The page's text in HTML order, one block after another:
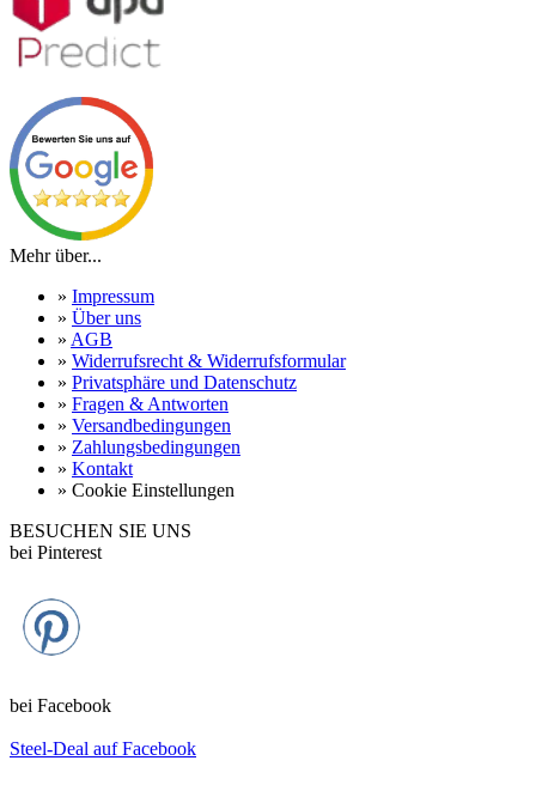
Mehr über...
» Impressum
» Über uns
» AGB
» Widerrufsrecht & Widerrufsformular
» Privatsphäre und Datenschutz
» Fragen & Antworten
» Versandbedingungen
» Zahlungsbedingungen
» Kontakt
» Cookie Einstellungen
BESUCHEN SIE UNS
bei Pinterest
bei Facebook
Steel-Deal auf Facebook